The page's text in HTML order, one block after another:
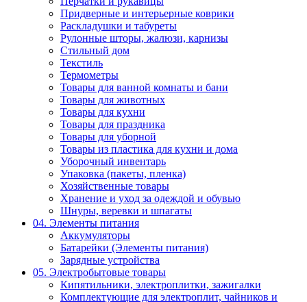
Придверные и интерьерные коврики
Раскладушки и табуреты
Рулонные шторы, жалюзи, карнизы
Стильный дом
Текстиль
Термометры
Товары для ванной комнаты и бани
Товары для животных
Товары для кухни
Товары для праздника
Товары для уборной
Товары из пластика для кухни и дома
Уборочный инвентарь
Упаковка (пакеты, пленка)
Хозяйственные товары
Хранение и уход за одеждой и обувью
Шнуры, веревки и шпагаты
04. Элементы питания
Аккумуляторы
Батарейки (Элементы питания)
Зарядные устройства
05. Электробытовые товары
Кипятильники, электроплитки, зажигалки
Комплектующие для электроплит, чайников и